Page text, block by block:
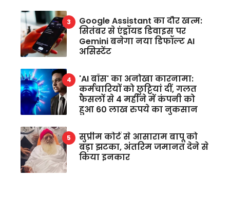
Google Assistant का दौर खत्म:
सितंबर से एंड्रॉयड डिवाइस पर
Gemini बनेगा नया डिफॉल्ट AI
असिस्टेंट
'AI बॉस' का अनोखा कारनामा:
कर्मचारियों को छुट्टियां दीं, गलत
फैसलों से 4 महीने में कंपनी को
हुआ 60 लाख रुपये का नुकसान
सुप्रीम कोर्ट से आसाराम बापू को
बड़ा झटका, अंतरिम जमानत देने से
किया इनकार